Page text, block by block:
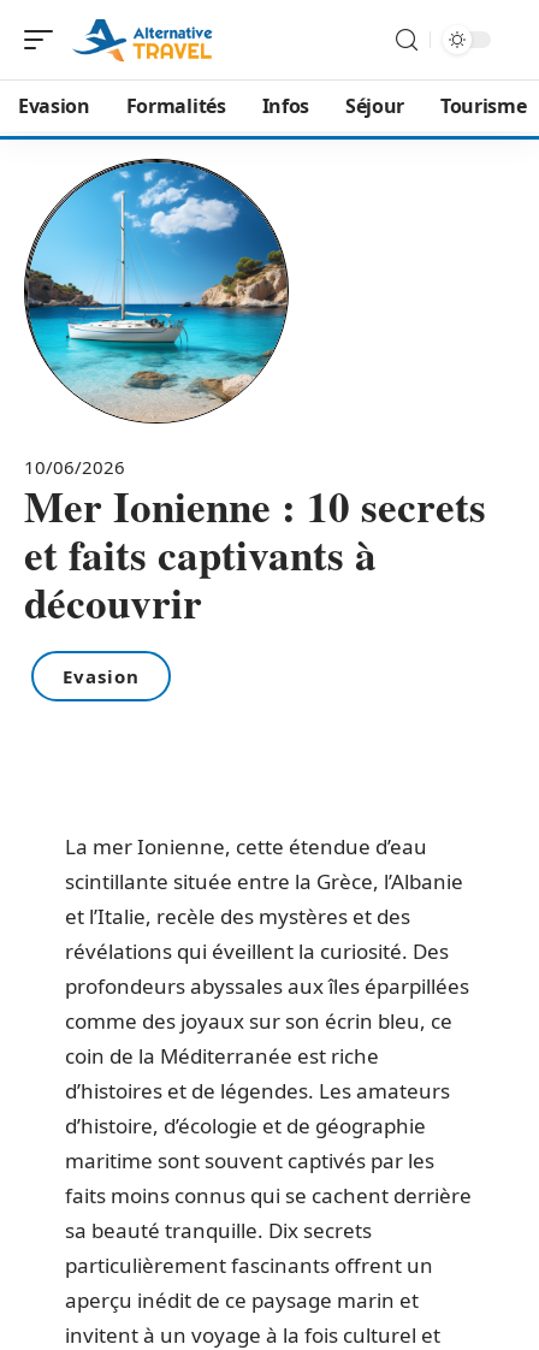
Evasion Formalités Infos Séjour Tourisme
10/06/2026
Mer Ionienne : 10 secrets
et faits captivants à
découvrir
Evasion
La mer Ionienne, cette étendue d’eau
scintillante située entre la Grèce, l’Albanie
et l’Italie, recèle des mystères et des
révélations qui éveillent la curiosité. Des
profondeurs abyssales aux îles éparpillées
comme des joyaux sur son écrin bleu, ce
coin de la Méditerranée est riche
d’histoires et de légendes. Les amateurs
d’histoire, d’écologie et de géographie
maritime sont souvent captivés par les
faits moins connus qui se cachent derrière
sa beauté tranquille. Dix secrets
particulièrement fascinants offrent un
aperçu inédit de ce paysage marin et
invitent à un voyage à la fois culturel et